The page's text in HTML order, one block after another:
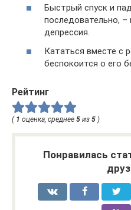
Быстрый спуск и
последовательно,
депрессия.
Кататься вместе с
беспокоится о его
Рейтинг
( 1 оценка, среднее 5 из 5 )
Понравилась